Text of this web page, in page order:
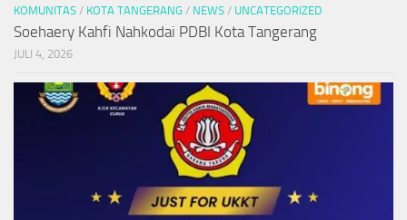
KOMUNITAS / KOTA TANGERANG / NEWS / UNCATEGORIZED
Soehaery Kahfi Nahkodai PDBI Kota Tangerang
JULI 4, 2026